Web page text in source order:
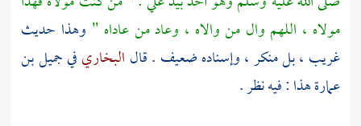
مولاه ، اللهم وال من والاه ، وعاد من عاداه " وهذا حديث
غريب ، بل منكر ، وإسناده ضعيف . قال البخاريفيجميل بن
عمارةهذا : فيه نظر .